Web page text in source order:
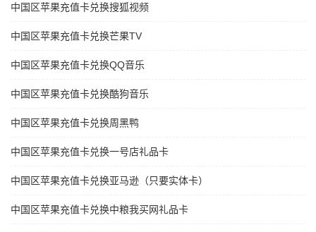
中国区苹果充值卡兑换搜狐视频
中国区苹果充值卡兑换芒果TV
中国区苹果充值卡兑换QQ音乐
中国区苹果充值卡兑换酷狗音乐
中国区苹果充值卡兑换周黑鸭
中国区苹果充值卡兑换一号店礼品卡
中国区苹果充值卡兑换亚马逊（只要实体卡）
中国区苹果充值卡兑换中粮我买网礼品卡